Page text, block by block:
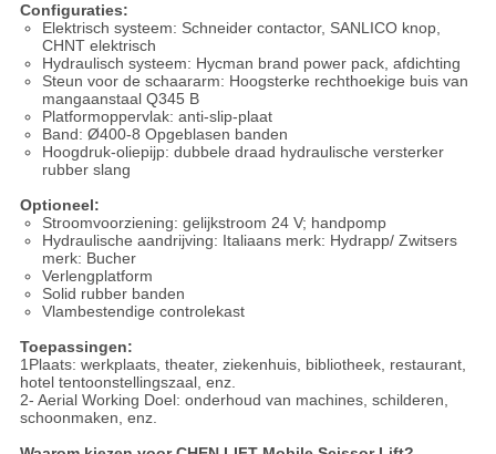
Configuraties:
Elektrisch systeem: Schneider contactor, SANLICO knop,
CHNT elektrisch
Hydraulisch systeem: Hycman brand power pack, afdichting
Steun voor de schaararm: Hoogsterke rechthoekige buis van
mangaanstaal Q345 B
Platformoppervlak: anti-slip-plaat
Band: Ø400-8 Opgeblasen banden
Hoogdruk-oliepijp: dubbele draad hydraulische versterker
rubber slang
Optioneel:
Stroomvoorziening: gelijkstroom 24 V; handpomp
Hydraulische aandrijving: Italiaans merk: Hydrapp/ Zwitsers
merk: Bucher
Verlengplatform
Solid rubber banden
Vlambestendige controlekast
Toepassingen:
1Plaats: werkplaats, theater, ziekenhuis, bibliotheek, restaurant,
hotel tentoonstellingszaal, enz.
2- Aerial Working Doel: onderhoud van machines, schilderen,
schoonmaken, enz.